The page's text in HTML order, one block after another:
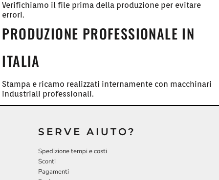
Verifichiamo il file prima della produzione per evitare
errori.
PRODUZIONE PROFESSIONALE IN
ITALIA
Stampa e ricamo realizzati internamente con macchinari
industriali professionali.
SERVE AIUTO?
Spedizione tempi e costi
Sconti
Pagamenti